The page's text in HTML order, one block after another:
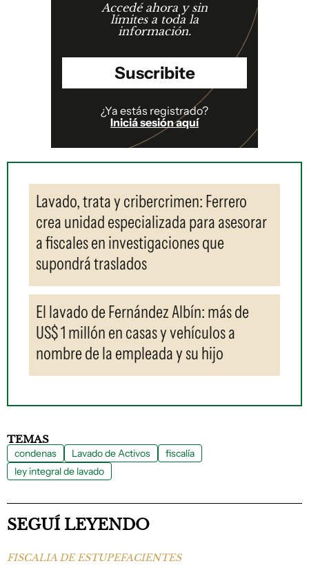
Accedé ahora y sin
límites a toda la
información.
Suscribite
¿Ya estás registrado?
Iniciá sesión aquí
Lavado, trata y cribercrimen: Ferrero
crea unidad especializada para asesorar
a fiscales en investigaciones que
supondrá traslados
El lavado de Fernández Albín: más de
US$ 1 millón en casas y vehículos a
nombre de la empleada y su hijo
TEMAS
condenas Lavado de Activos
fiscalía
ley integral de lavado
SEGUÍ LEYENDO
FISCALIA DE ESTUPEFACIENTES